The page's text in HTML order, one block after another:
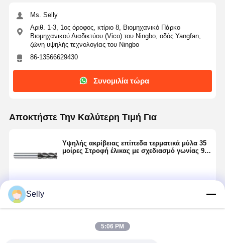
Ms. Selly
Αριθ. 1-3, 1ος όροφος, κτίριο 8, Βιομηχανικό Πάρκο
Βιομηχανικού Διαδικτύου (Vico) του Ningbo, οδός Yangfan,
ζώνη υψηλής τεχνολογίας του Ningbo
86-13566629430
Συνομιλία τώρα
Αποκτήστε Την Καλύτερη Τιμή Για
Υψηλής ακρίβειας επίπεδα τερματικά μύλα 35
μοίρες Στροφή έλικας με σχεδιασμό γωνίας 90
Συνιστώμενα Προϊόντα
Selly
5:06 PM